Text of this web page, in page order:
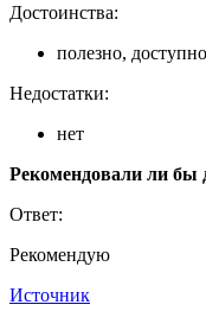
Достоинства:
полезно,
Недостатки:
нет
Рекомендовали ли бы
Ответ:
Рекомендую
Источник